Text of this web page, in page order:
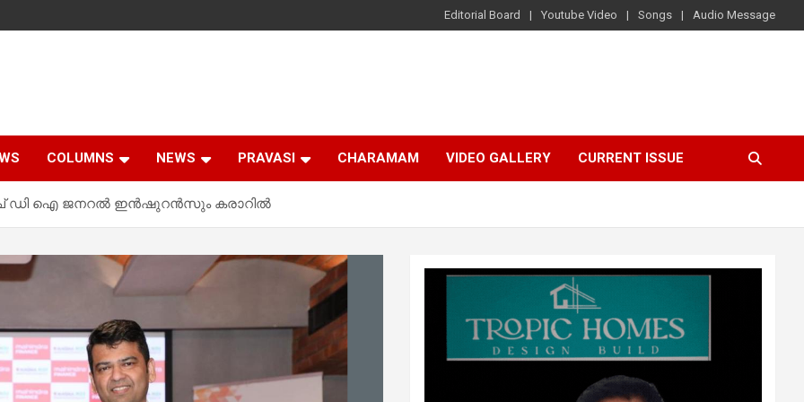
Editorial Board Youtube Video Songs Audio Message
COLUMNS NEWS PRAVASI CHARAMAM VIDEO GALLERY CURRENT ISSUE
എച് ഡി ഐ ജനറല്‍ ഇന്‍ഷുറന്‍സും കരാറില്‍